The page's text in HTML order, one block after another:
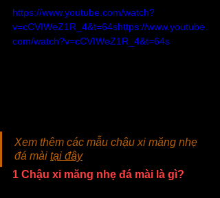
https://www.youtube.com/watch?
v=cCVIWeZ1R_4&t=64shttps://www.youtube.
com/watch?v=cCVIWeZ1R_4&t=64s
Xem thêm các mẫu chậu xi măng nhẹ
đá mài tại đây
1 Chậu xi măng nhẹ đá mài là gì?